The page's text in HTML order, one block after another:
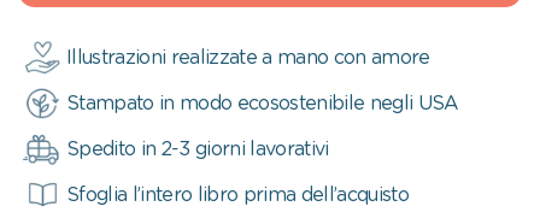
Illustrazioni realizzate a mano con amore
Stampato in modo ecosostenibile negli USA
Spedito in 2-3 giorni lavorativi
Sfoglia l’intero libro prima dell’acquisto